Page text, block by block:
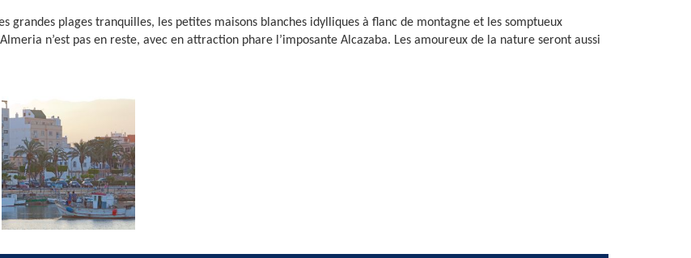
grandes plages tranquilles, les petites maisons blanches idylliques à flanc de montagne et les somptueux
n’est pas en reste, avec en attraction phare l’imposante Alcazaba. Les amoureux de la nature seront aussi